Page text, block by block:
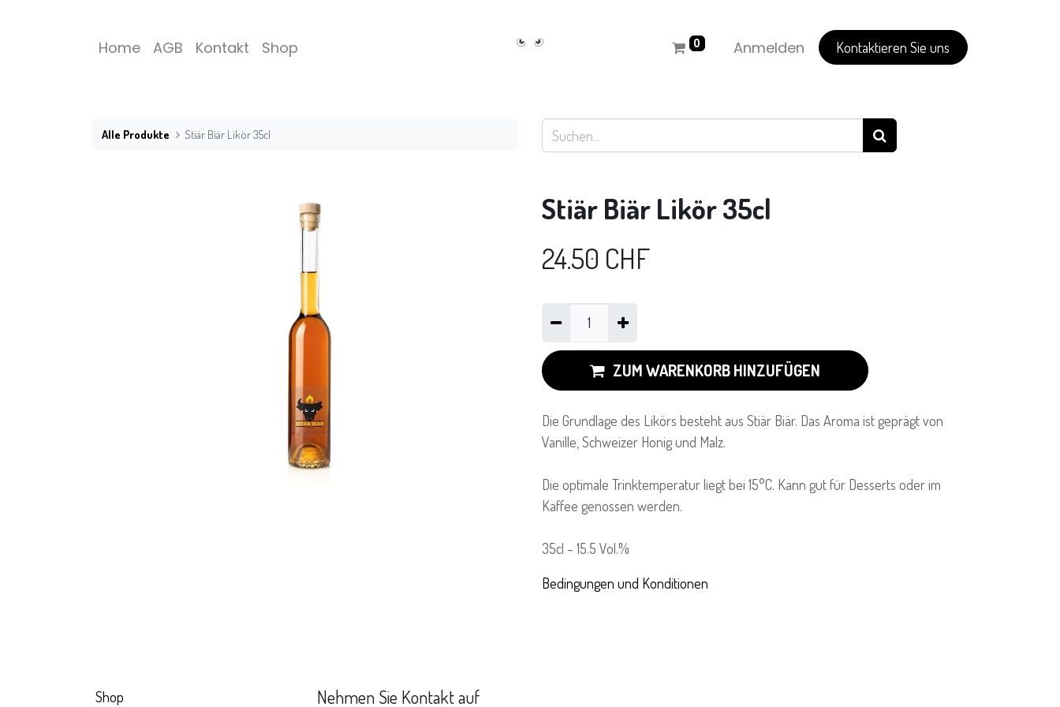
0 Anmelden Kontaktieren Sie uns
Home AGB Kontakt Shop
Alle Produkte Stiär Biär Likör 35cl
Stiär Biär Likör 35cl
24.50 CHF
ZUM WARENKORB HINZUFÜGEN
Die Grundlage des Likörs besteht aus Stiär Biär. Das Aroma ist geprägt von
Vanille, Schweizer Honig und Malz.
Die optimale Trinktemperatur liegt bei 15°C. Kann gut für Desserts oder im
Kaffee genossen werden.
35cl – 15.5 Vol.%
Bedingungen und Konditionen
Shop Nehmen Sie Kontakt auf